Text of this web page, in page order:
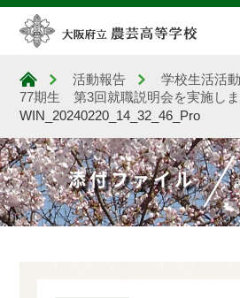
大阪府立農芸高等学校
活動報告
学校生活活
77期生 第3回就職説明会を実施しま
WIN_20240220_14_32_46_Pro
添付ファイル